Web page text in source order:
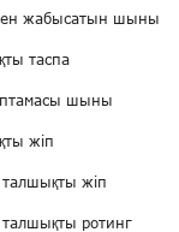
жабысатын шыны
таспа
шыны
жіп
жіп
ротинг